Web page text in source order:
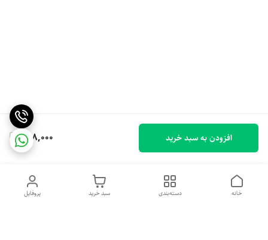
948,000 افزودن به سبد خرید
پروفایل سبد خرید دسته‌بندی خانه